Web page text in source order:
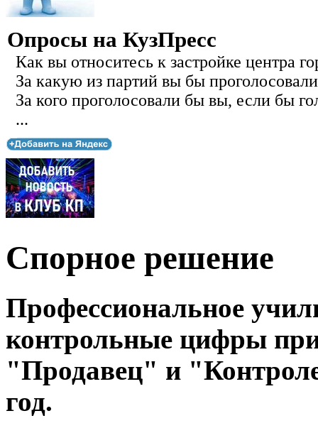
Опросы на КузПресс
Как вы относитесь к застройке центра
За какую из партий вы бы
За кого проголосовали бы вы, если бы
...
Спорное решение
Профессиональное
контрольные цифры
"Продавец" и
год.